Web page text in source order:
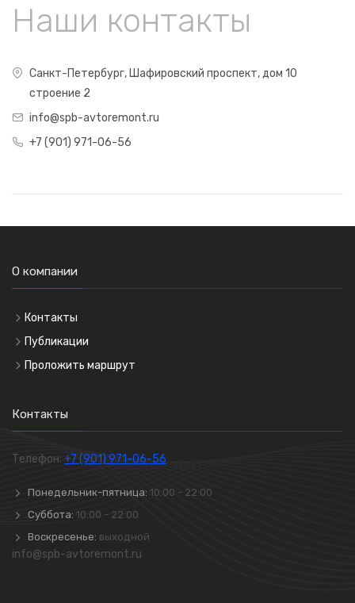
Наши контакты
Санкт-Петербург, Шафировский проспект, дом 10
строение 2
info@spb-avtoremont.ru
+7 (901) 971-06-56
О компании
Контакты
Публикации
Проложить маршрут
Контакты
Телефон: +7 (901) 971-06-56
Понедельник-пятница: 10:00 - 22:00
Суббота: 10:00 - 22:00
Воскресенье: выходной
info@spb-avtoremont.ru